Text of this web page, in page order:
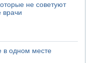
не советуют
врачи
в одном месте